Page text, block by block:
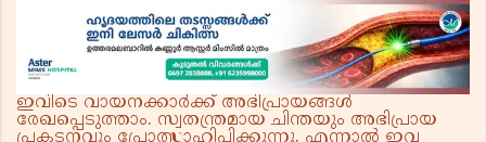
ഇവിടെ വായനക്കാർക്ക് അഭിപ്രായങ്ങൾ
രേഖപ്പെടുത്താം. സ്വതന്ത്രമായ ചിന്തയും അഭിപ്രായ
പ്രകടനവും പ്രോത്സാഹിപ്പിക്കുന്നു. എന്നാൽ ഇവ